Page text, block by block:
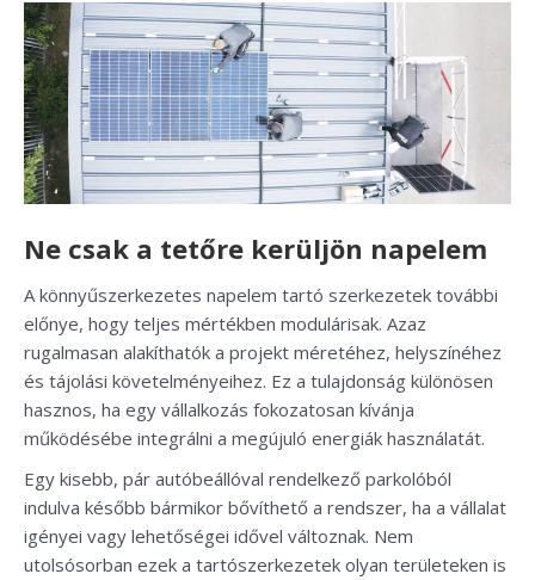
Ne csak a tetőre kerüljön napelem
A könnyűszerkezetes napelem tartó szerkezetek további
előnye, hogy teljes mértékben modulárisak. Azaz
rugalmasan alakíthatók a projekt méretéhez, helyszínéhez
és tájolási követelményeihez. Ez a tulajdonság különösen
hasznos, ha egy vállalkozás fokozatosan kívánja
működésébe integrálni a megújuló energiák használatát.
Egy kisebb, pár autóbeállóval rendelkező parkolóból
indulva később bármikor bővíthető a rendszer, ha a vállalat
igényei vagy lehetőségei idővel változnak. Nem
utolsósorban ezek a tartószerkezetek olyan területeken is